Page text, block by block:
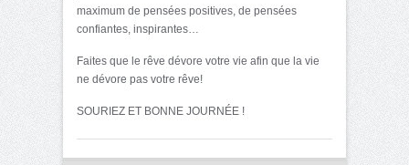
maximum de pensées positives, de pensées
confiantes, inspirantes…
Faites que le rêve dévore votre vie afin que la vie
ne dévore pas votre rêve!
SOURIEZ ET BONNE JOURNÉE !